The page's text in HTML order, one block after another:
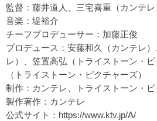
監督：藤井道人、三宅喜重（カンテレ
音楽：堤裕介
チーフプロデューサー：加藤正俊
プロデュース：安藤和久（カンテレ
レ）、笠置高弘（トライストーン・
（トライストーン・ピクチャーズ）
制作：カンテレ、トライストーン・
製作著作：カンテレ
公式サイト： https://www.ktv.jp/A/